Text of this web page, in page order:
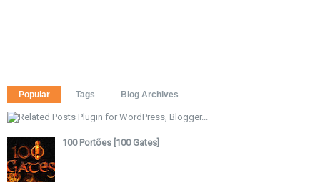
Popular Tags Blog Archives
100 Portões [100 Gates]